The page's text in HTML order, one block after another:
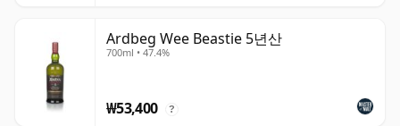
Ardbeg Wee Beastie 5년산
700ml • 47.4%
₩53,400 ?